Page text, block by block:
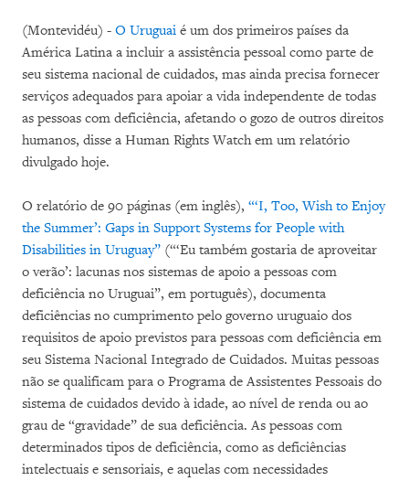
(Montevidéu) - O Uruguai é um dos primeiros países da
América Latina a incluir a assistência pessoal como parte de
seu sistema nacional de cuidados, mas ainda precisa fornecer
serviços adequados para apoiar a vida independente de todas
as pessoas com deficiência, afetando o gozo de outros direitos
humanos, disse a Human Rights Watch em um relatório
divulgado hoje.
O relatório de 90 páginas (em inglês), “‘I, Too, Wish to Enjoy
the Summer’: Gaps in Support Systems for People with
Disabilities in Uruguay” (“‘Eu também gostaria de aproveitar
o verão’: lacunas nos sistemas de apoio a pessoas com
deficiência no Uruguai”, em português), documenta
deficiências no cumprimento pelo governo uruguaio dos
requisitos de apoio previstos para pessoas com deficiência em
seu Sistema Nacional Integrado de Cuidados. Muitas pessoas
não se qualificam para o Programa de Assistentes Pessoais do
sistema de cuidados devido à idade, ao nível de renda ou ao
grau de “gravidade” de sua deficiência. As pessoas com
determinados tipos de deficiência, como as deficiências
intelectuais e sensoriais, e aquelas com necessidades